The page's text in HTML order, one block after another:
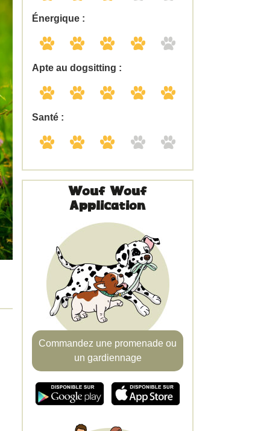
Énergique :
Apte au dogsitting :
Santé :
Wouf Wouf
Application
Commandez une promenade ou
un gardiennage